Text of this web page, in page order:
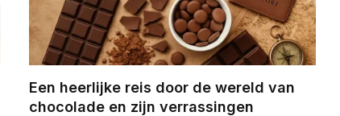
Een heerlijke reis door de wereld van
chocolade en zijn verrassingen